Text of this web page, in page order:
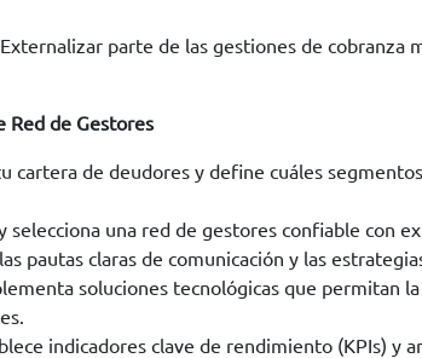
Externalizar parte de las gestiones de
Red de Gestores
cartera de deudores y define cuáles
selecciona una red de gestores confiable con
pautas claras de comunicación y las
soluciones tecnológicas que permitan
indicadores clave de rendimiento (KPIs) y